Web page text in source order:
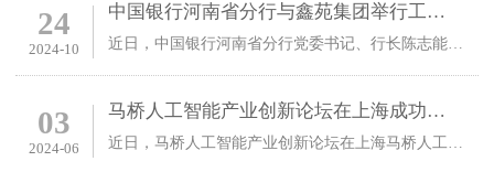
24
2024-10
中国银行河南省分行与鑫苑集团举行工作会谈
近日，中国银行河南省分行党委书记、行长陈志能等一行到鑫苑集团华中区域公司进行业务洽商，并与鑫苑集团总裁陈立洋举行了工作会谈。
03
2024-06
马桥人工智能产业创新论坛在上海成功举办
近日，马桥人工智能产业创新论坛在上海马桥人工智能创新试验区举行。论坛由鑫智谷马桥中欧人工智能创新园、马桥数字产业发展研究院与复旦大学管理学院科创办公室联合主办，中联部原副部长于洪君，中国工程院院士、原同济大学副校长吴志强等四十余位来自政产学研各界的行业大咖齐聚一堂，共同探讨世界经济趋势以及人工智能产业的创新应用与发展挑战。